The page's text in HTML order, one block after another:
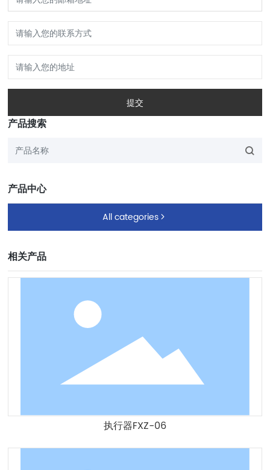
提交
产品搜索

产品中心
All categories 
相关产品
执行器FXZ-06